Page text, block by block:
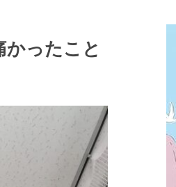
かったこと